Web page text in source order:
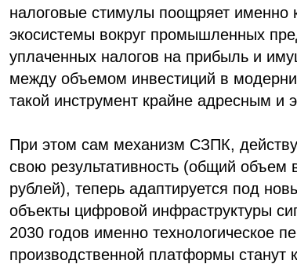
налоговые стимулы поощряет именно
экосистемы вокруг промышленных
уплаченных налогов на прибыль и
между объемом инвестиций в
такой инструмент крайне адресным и
При этом сам механизм СЗПК,
свою результативность (общий объем
рублей), теперь адаптируется под
объекты цифровой инфраструктуры
2030 годов именно технологическое
производственной платформы